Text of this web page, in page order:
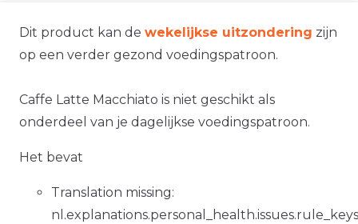
Dit product kan de wekelijkse uitzondering zijn
op een verder gezond voedingspatroon.
Caffe Latte Macchiato is niet geschikt als
onderdeel van je dagelijkse voedingspatroon.
Het bevat
Translation missing: